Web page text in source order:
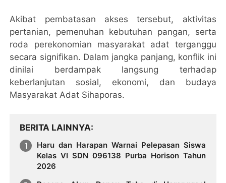
Akibat pembatasan akses tersebut, aktivitas
pertanian, pemenuhan kebutuhan pangan, serta
roda perekonomian masyarakat adat terganggu
secara signifikan. Dalam jangka panjang, konflik ini
dinilai berdampak langsung terhadap
keberlanjutan sosial, ekonomi, dan budaya
Masyarakat Adat Sihaporas.
BERITA LAINNYA
Haru dan Harapan Warnai Pelepasan Siswa
Kelas VI SDN 096138 Purba Horison Tahun
2026